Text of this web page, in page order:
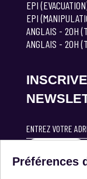
Préférences
EPI
EPI
ANGLAIS - 20H
ANGLAIS - 20H
LES